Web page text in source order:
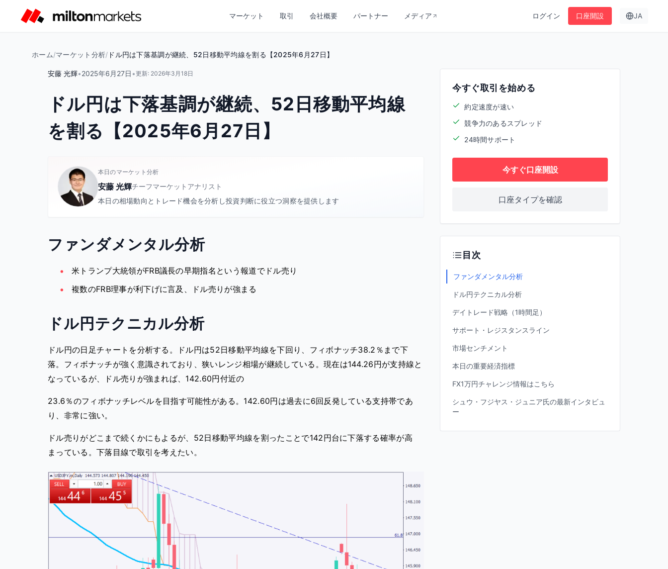
マーケット 取引 会社概要 パートナー メディア ログイン 口座開設 JA
ホーム/マーケット分析/ ドル円は下落基調が継続、52日移動平均線を割る【2025年6月27日】
安藤 光輝•2025年6月27日 •更新: 2026年3月18日
ドル円は下落基調が継続、52日移動平均線
を割る【2025年6月27日】
本日のマーケット分析
安藤 光輝チーフマーケットアナリスト
本日の相場動向とトレード機会を分析し投資判断に役立つ洞察を提供します
ファンダメンタル分析
米トランプ大統領がFRB議長の早期指名という報道でドル売り
複数のFRB理事が利下げに言及、ドル売りが強まる
ドル円テクニカル分析
ドル円の日足チャートを分析する。ドル円は52日移動平均線を下回り、フィボナッチ38.2％まで下
落。フィボナッチが強く意識されており、狭いレンジ相場が継続している。現在は144.26円が支持線と
なっているが、ドル売りが強まれば、142.60円付近の
23.6％のフィボナッチレベルを目指す可能性がある。142.60円は過去に6回反発している支持帯であ
り、非常に強い。
ドル売りがどこまで続くかにもよるが、52日移動平均線を割ったことで142円台に下落する確率が高
まっている。下落目線で取引を考えたい。
今すぐ取引を始める
約定速度が速い
競争力のあるスプレッド
24時間サポート
今すぐ口座開設
口座タイプを確認
目次
ファンダメンタル分析
ドル円テクニカル分析
デイトレード戦略（1時間足）
サポート・レジスタンスライン
市場センチメント
本日の重要経済指標
FX1万円チャレンジ情報はこちら
シュウ・フジヤス・ジュニア氏の最新インタビュ
ー